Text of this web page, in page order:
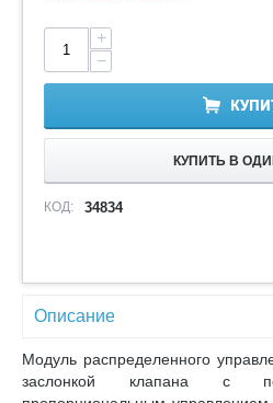
+
−
КУПИТЬ В
КОД: 34834
Описание
Модуль распределенного
заслонкой клапана с